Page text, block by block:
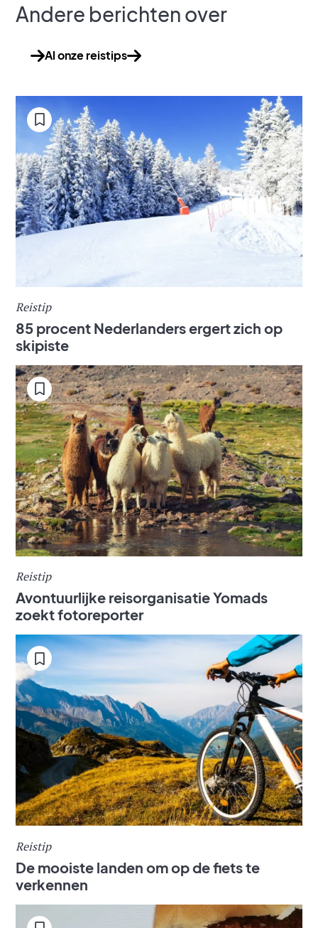
Andere berichten over
Al onze reistips
Reistip
85 procent Nederlanders ergert zich op
skipiste
Reistip
Avontuurlijke reisorganisatie Yomads
zoekt fotoreporter
Reistip
De mooiste landen om op de fiets te
verkennen